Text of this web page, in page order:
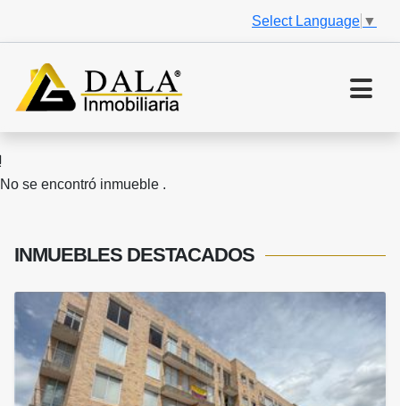
Select Language ▼
No se encontró inmueble .
INMUEBLES DESTACADOS